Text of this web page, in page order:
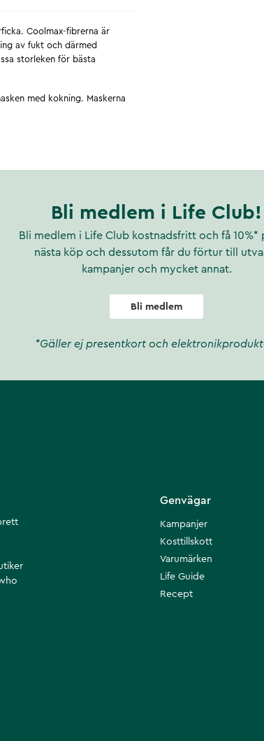
Coolmax-fibrerna är
av fukt och därmed
storleken för bästa
med kokning. Maskerna
Bli medlem i Life Club!
Bli medlem i Life Club kostnadsfritt och få 10%*
nästa köp och dessutom får du förtur till
kampanjer och mycket annat.
Bli medlem
*Gäller ej presentkort och
Genvägar
Kampanjer
Kosttillskott
Varumärken
Life Guide
Recept